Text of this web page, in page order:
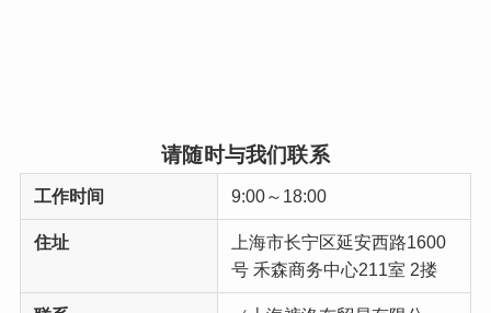
请随时与我们联系
工作时间 9:00～18:00
住址
上海市长宁区延安西路1600
号 禾森商务中心211室 2搂